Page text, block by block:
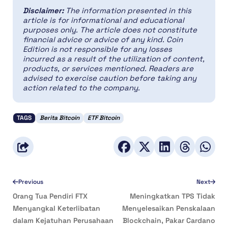
Disclaimer: The information presented in this
article is for informational and educational
purposes only. The article does not constitute
financial advice or advice of any kind. Coin
Edition is not responsible for any losses
incurred as a result of the utilization of content,
products, or services mentioned. Readers are
advised to exercise caution before taking any
action related to the company.
TAGS Berita Bitcoin ETF Bitcoin
Previous
Orang Tua Pendiri FTX
Menyangkal Keterlibatan
dalam Kejatuhan Perusahaan
Next
Meningkatkan TPS Tidak
Menyelesaikan Penskalaan
Blockchain, Pakar Cardano